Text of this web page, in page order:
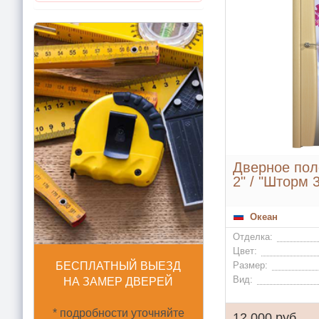
БЕСПЛАТНЫЙ ВЫЕЗД
НА ЗАМЕР ДВЕРЕЙ
* подробности уточняйте
Дверное
2" / "Шторм
Океан
Отделка:
Цвет:
Размер:
Вид: